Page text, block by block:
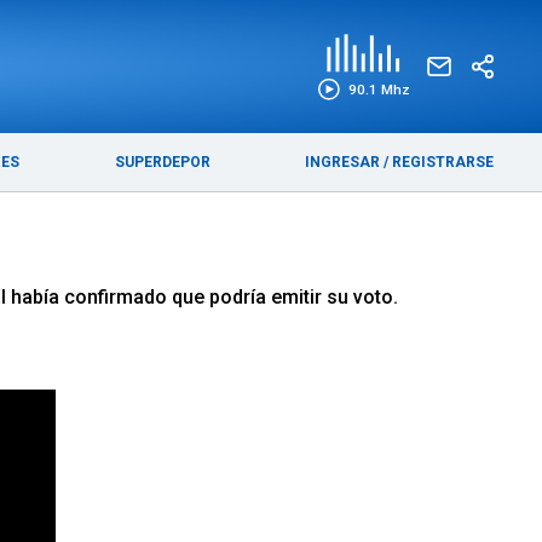
90.1 Mhz
SUPERDEPOR INGRESAR / REGISTRARSE
confirmado que podría emitir su voto.